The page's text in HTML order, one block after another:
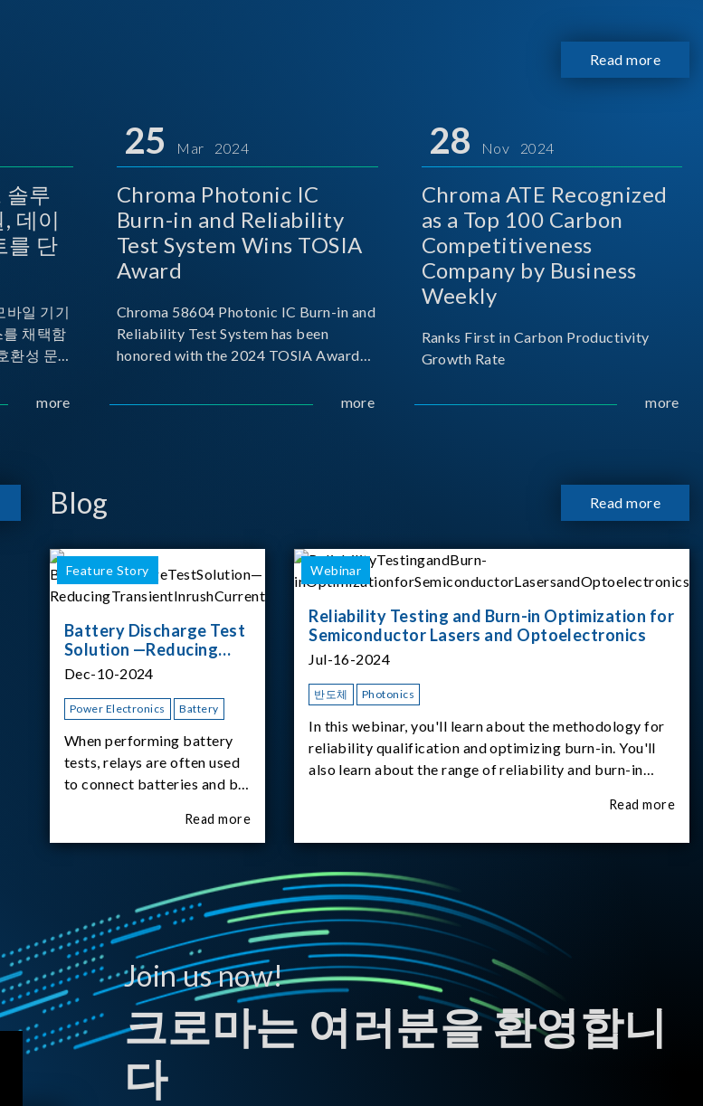
Read more
솔루
데이
를 단
바일 기기
채택함
환성 문제
Power
털 카메
, 노트북,
more
25 Mar 2024
Chroma Photonic IC
Burn-in and Reliability
Test System Wins TOSIA
Award
Chroma 58604 Photonic IC Burn-in and
Reliability Test System has been
honored with the 2024 TOSIA Award
more
28 Nov 2024
Chroma ATE Recognized
as a Top 100 Carbon
Competitiveness
Company by Business
Weekly
Ranks First in Carbon Productivity
Growth Rate
more
Blog Read more
Feature Story
Battery Discharge Test
Solution —Reducing
Transient Inrush
Dec-10-2024
Power Electronics Battery
When performing battery
tests, relays are often used
to connect batteries and bi-
supplies. What happens the
moment the relay is
62180D-600 was used as
the experimental equipment
for this study.provides an
applicati
Read more
Webinar
Reliability Testing and Burn-in Optimization for
Semiconductor Lasers and Optoelectronics
Jul-16-2024
반도체 Photonics
In this webinar, you'll learn about the methodology for
reliability qualification and optimizing burn-in. You'll
also learn about the range of reliability and burn-in
Read more
Join us now!
크로마는 여러분을 환영합니
다